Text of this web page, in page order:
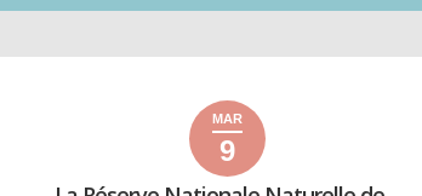
9
mars
9
mars
MAR
92026